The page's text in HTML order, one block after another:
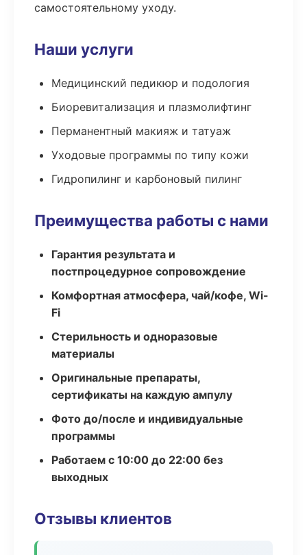
самостоятельному уходу.
Наши услуги
Медицинский педикюр и подология
Биоревитализация и плазмолифтинг
Перманентный макияж и татуаж
Уходовые программы по типу кожи
Гидропилинг и карбоновый пилинг
Преимущества работы с нами
Гарантия результата и
постпроцедурное сопровождение
Комфортная атмосфера, чай/кофе, Wi-
Fi
Стерильность и одноразовые
материалы
Оригинальные препараты,
сертификаты на каждую ампулу
Фото до/после и индивидуальные
программы
Работаем с 10:00 до 22:00 без
выходных
Отзывы клиентов